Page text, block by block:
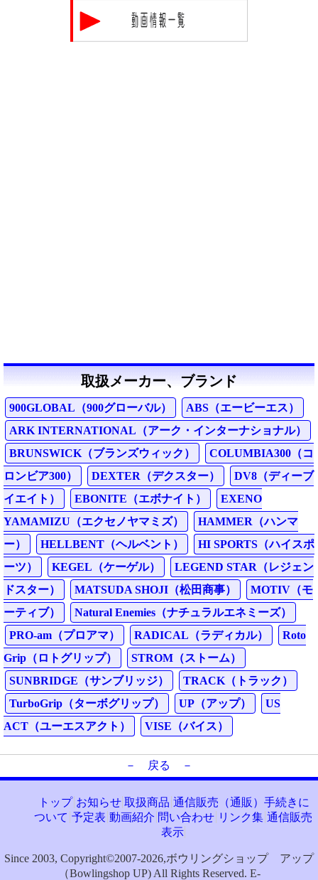
取扱メーカー、ブランド
900GLOBAL（900グローバル）
ABS（エービーエス）
ARK INTERNATIONAL（アーク・インターナショナル）
BRUNSWICK（ブランズウィック）
COLUMBIA300（コ
ロンビア300）
DEXTER（デクスター）
DV8（ディーブ
イエイト）
EBONITE（エボナイト）
EXENO
YAMAMIZU（エクセノヤマミズ）
HAMMER（ハンマ
ー）
HELLBENT（ヘルベント）
HI SPORTS（ハイスポ
ーツ）
KEGEL（ケーゲル）
LEGEND STAR（レジェン
ドスター）
MATSUDA SHOJI（松田商事）
MOTIV（モ
ーティブ）
Natural Enemies（ナチュラルエネミーズ）
PRO-am（プロアマ）
RADICAL（ラディカル）
Roto
Grip（ロトグリップ）
STROM（ストーム）
SUNBRIDGE（サンブリッジ）
TRACK（トラック）
TurboGrip（ターボグリップ）
UP（アップ）
US
ACT（ユーエスアクト）
VISE（バイス）
－ 戻る －
トップ お知らせ 取扱商品 通信販売（通販）手続きに
ついて 予定表 動画紹介 問い合わせ リンク集 通信販売
表示
Since 2003, Copyright©2007-2026,ボウリングショップ アップ
（Bowlingshop UP) All Rights Reserved. E-